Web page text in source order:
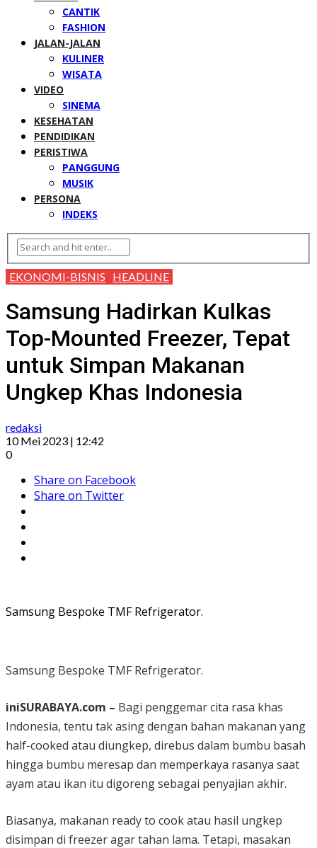
CANTIK
FASHION
JALAN-JALAN
KULINER
WISATA
VIDEO
SINEMA
KESEHATAN
PENDIDIKAN
PERISTIWA
PANGGUNG
MUSIK
PERSONA
INDEKS
EKONOMI-BISNIS HEADLINE
Samsung Hadirkan Kulkas
Top-Mounted Freezer, Tepat
untuk Simpan Makanan
Ungkep Khas Indonesia
redaksi
10 Mei 2023 | 12:42
0
Share on Facebook
Share on Twitter
Samsung Bespoke TMF Refrigerator.
Samsung Bespoke TMF Refrigerator.
iniSURABAYA.com – Bagi penggemar cita rasa khas
Indonesia, tentu tak asing dengan bahan makanan yang
half-cooked atau diungkep, direbus dalam bumbu basah
hingga bumbu meresap dan memperkaya rasanya saat
ayam atau ikan itu digoreng sebagai penyajian akhir.
Biasanya, makanan ready to cook atau hasil ungkep
disimpan di freezer agar tahan lama. Tetapi, masakan